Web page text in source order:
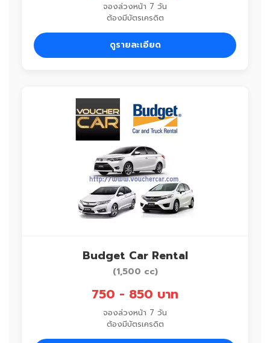
จองล่วงหน้า 7 วัน
ต้องมีบัตรเครดิต
ดูรายละเอียด
Budget Car Rental
(1,500 cc)
750 - 850 บาท
จองล่วงหน้า 7 วัน
ต้องมีบัตรเครดิต